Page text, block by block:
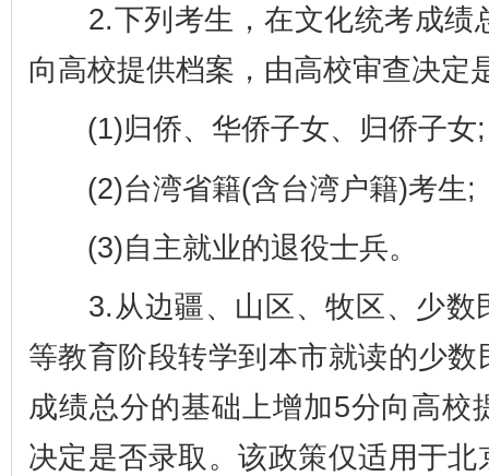
2.下列考生，在文化统考成绩
向高校提供档案，由高校审查决定
(1)归侨、华侨子女、归侨子女;
(2)台湾省籍(含台湾户籍)考生;
(3)自主就业的退役士兵。
3.从边疆、山区、牧区、少数
等教育阶段转学到本市就读的少
成绩总分的基础上增加5分向高校
决定是否录取。该政策仅适用于